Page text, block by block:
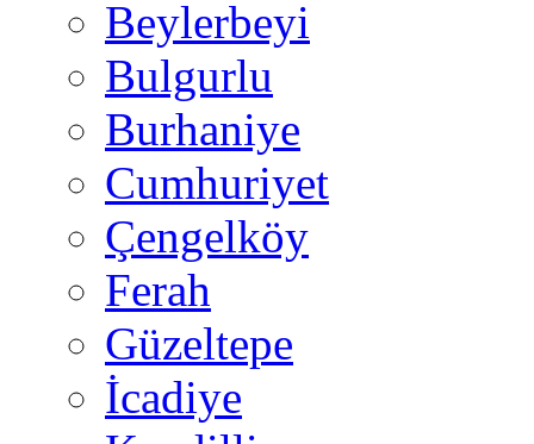
Beylerbeyi
Bulgurlu
Burhaniye
Cumhuriyet
Çengelköy
Ferah
Güzeltepe
İcadiye